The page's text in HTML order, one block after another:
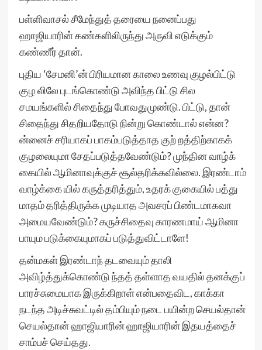
பள்ளிவாசல் சீமேந்துத் தரையை நனைப்பது
ஹாஜியாரின் கண்களிலிருந்து அருவி எடுக்கும்
கண்ணீர் தான்.
புதிய ‘சேமனி’ன் பிரியமான காலை உணவு குழல்பிட்டு
குழ லிலே புடங்கொண்டு அவிந்த பிட்டு சில
சமயங்களில் சிதைந்து போவதுமுண்டு. பிட்டு, தான்
சிதைந்து சிதறியதோடு நின்று கொண்டால் என்ன?
ன்னைச் சரியாகப் பாகம்படுத்தாத குற் றத்திற்காகக்
குழலையுமா சேதப்படுத்தவேண்டும்? முந்தின வாழ்க்
கையில் ஆமினாவுக்குச் சூல்தரிக்கவில்லை. இரண்டாம்
வாழ்க்கை யில் கருத்தரித்தும், உதரக் குகையில் பத்து
மாதம் தரித்திருக்க முடியாத அவசரப் பிண்டமாகவா
அமையவேண்டும்? கருச்சிதைவு காரணமாய் ஆமினா
பாயும படுக்கையுமாகப் படுத்துவிட்டாளே!
தன்மகள் இரண்டாந் தடவையும் தாலி
அவிழ்த்துக்கொண்டு ந்தத் தள்ளாத வயதில் தனக்குப்
பாரச்சுமையாக இருக்கிறாள் என்பதைவிட, காக்கா
நடந்த அடிச்சுவட்டில் தம்பியும் நடை பயின்ற செயல்தான்
செயல்தான் ஹாஜியாரின் ஹாஜியாரின் இதயத்தைச்
சாம்பச் செய்தது.